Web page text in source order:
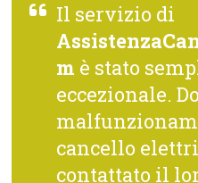
Il servizio di
m è stato
eccezionale.
cancello
contattato il